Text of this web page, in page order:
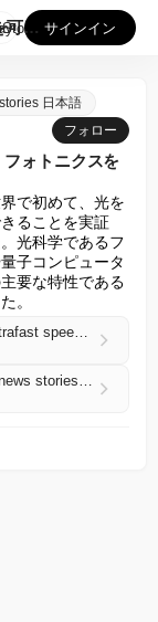
光が超高速で完全な偏光制御を可能にし、フォトニクスを再構築す... サインイン
日本語
フォロー
ォトニクスを
で初めて、光を
ることを実証
光科学であるフ
子コンピュータ
要な特性である
。
Light unlocks full polarization control at ultrafast speeds, reshaping photonics
Phys.org | latest science and technology news stories 日本語 RSS